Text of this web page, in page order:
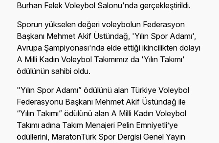
Burhan Felek Voleybol Salonu'nda gerçekleştirildi.
Sporun yükselen değeri voleybolun Federasyon
Başkanı Mehmet Akif Üstündağ, 'Yılın Spor Adamı',
Avrupa Şampiyonası'nda elde ettiği ikincilikten dolayı
A Milli Kadın Voleybol Takımımız da 'Yılın Takımı'
ödülünün sahibi oldu.
"Yılın Spor Adamı” ödülünü alan Türkiye Voleybol
Federasyonu Başkanı Mehmet Akif Üstündağ ile
“Yılın Takımı” ödülünü alan A Milli Kadın Voleybol
Takımı adına Takım Menajeri Pelin Emniyetli’ye
ödüllerini, MaratonTürk Spor Dergisi Genel Yayın